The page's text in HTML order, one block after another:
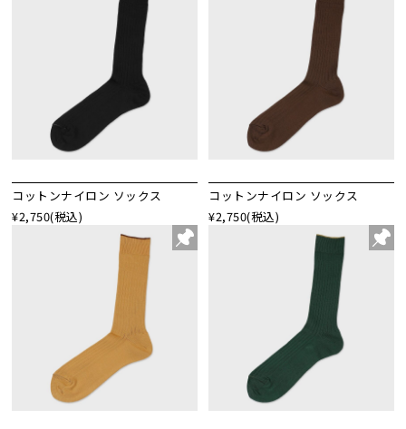
コットンナイロン ソックス
¥2,750(税込)
コットンナイロン ソックス
¥2,750(税込)